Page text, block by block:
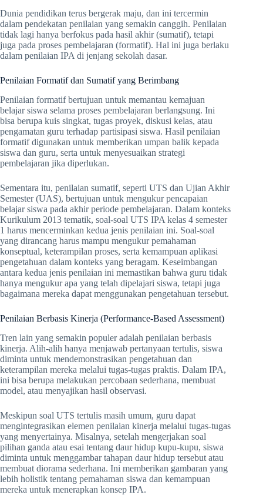
Dunia pendidikan terus bergerak maju, dan ini tercermin
dalam pendekatan penilaian yang semakin canggih. Penilaian
tidak lagi hanya berfokus pada hasil akhir (sumatif), tetapi
juga pada proses pembelajaran (formatif). Hal ini juga berlaku
dalam penilaian IPA di jenjang sekolah dasar.
Penilaian Formatif dan Sumatif yang Berimbang
Penilaian formatif bertujuan untuk memantau kemajuan
belajar siswa selama proses pembelajaran berlangsung. Ini
bisa berupa kuis singkat, tugas proyek, diskusi kelas, atau
pengamatan guru terhadap partisipasi siswa. Hasil penilaian
formatif digunakan untuk memberikan umpan balik kepada
siswa dan guru, serta untuk menyesuaikan strategi
pembelajaran jika diperlukan.
Sementara itu, penilaian sumatif, seperti UTS dan Ujian Akhir
Semester (UAS), bertujuan untuk mengukur pencapaian
belajar siswa pada akhir periode pembelajaran. Dalam konteks
Kurikulum 2013 tematik, soal-soal UTS IPA kelas 4 semester
1 harus mencerminkan kedua jenis penilaian ini. Soal-soal
yang dirancang harus mampu mengukur pemahaman
konseptual, keterampilan proses, serta kemampuan aplikasi
pengetahuan dalam konteks yang beragam. Keseimbangan
antara kedua jenis penilaian ini memastikan bahwa guru tidak
hanya mengukur apa yang telah dipelajari siswa, tetapi juga
bagaimana mereka dapat menggunakan pengetahuan tersebut.
Penilaian Berbasis Kinerja (Performance-Based Assessment)
Tren lain yang semakin populer adalah penilaian berbasis
kinerja. Alih-alih hanya menjawab pertanyaan tertulis, siswa
diminta untuk mendemonstrasikan pengetahuan dan
keterampilan mereka melalui tugas-tugas praktis. Dalam IPA,
ini bisa berupa melakukan percobaan sederhana, membuat
model, atau menyajikan hasil observasi.
Meskipun soal UTS tertulis masih umum, guru dapat
mengintegrasikan elemen penilaian kinerja melalui tugas-tugas
yang menyertainya. Misalnya, setelah mengerjakan soal
pilihan ganda atau esai tentang daur hidup kupu-kupu, siswa
diminta untuk menggambar tahapan daur hidup tersebut atau
membuat diorama sederhana. Ini memberikan gambaran yang
lebih holistik tentang pemahaman siswa dan kemampuan
mereka untuk menerapkan konsep IPA.